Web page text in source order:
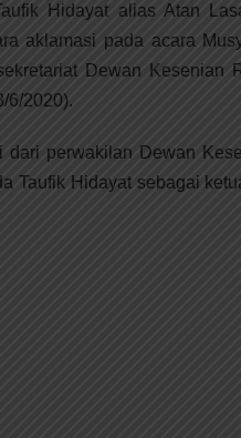
Hidayat alias Atan
aklamasi pada acara
Dewan Kesenian
6/2020).
dari perwakilan Dewan
Taufik Hidayat sebagai